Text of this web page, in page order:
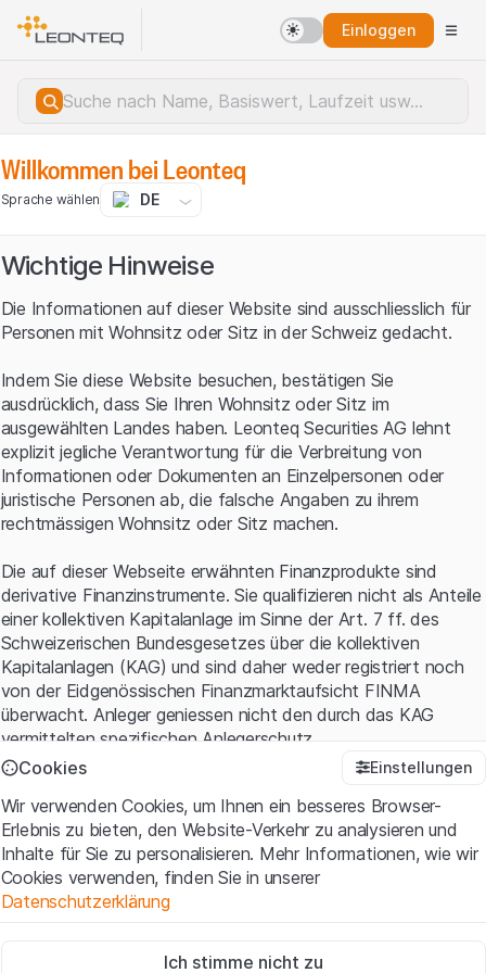
Einloggen
Serverfehler.
Willkommen bei Leonteq
Sprache wählen DE
Wichtige Hinweise
Die Informationen auf dieser Website sind ausschliesslich für
Personen mit Wohnsitz oder Sitz in der Schweiz gedacht.
Indem Sie diese Website besuchen, bestätigen Sie
ausdrücklich, dass Sie Ihren Wohnsitz oder Sitz im
ausgewählten Landes haben. Leonteq Securities AG lehnt
explizit jegliche Verantwortung für die Verbreitung von
Informationen oder Dokumenten an Einzelpersonen oder
juristische Personen ab, die falsche Angaben zu ihrem
rechtmässigen Wohnsitz oder Sitz machen.
Die auf dieser Webseite erwähnten Finanzprodukte sind
derivative Finanzinstrumente. Sie qualifizieren nicht als Anteile
einer kollektiven Kapitalanlage im Sinne der Art. 7 ff. des
Schweizerischen Bundesgesetzes über die kollektiven
Kapitalanlagen (KAG) und sind daher weder registriert noch
von der Eidgenössischen Finanzmarktaufsicht FINMA
überwacht. Anleger geniessen nicht den durch das KAG
vermittelten spezifischen Anlegerschutz.
Mit dem Zugriff auf diese Website der Leonteq Securities AG
(die "Website") erklären Sie, dass Sie die rechtlichen
Informationen und die wichtigen Hinweise und
Nutzungsbedingungenverstanden haben und akzeptieren.
Wenn Sie mit den Nutzungsbedingungen nicht einverstanden
Cookies Einstellungen
Wir verwenden Cookies, um Ihnen ein besseres Browser-
Erlebnis zu bieten, den Website-Verkehr zu analysieren und
Inhalte für Sie zu personalisieren. Mehr Informationen, wie wir
Cookies verwenden, finden Sie in unserer
Datenschutzerklärung
Diese Cookies sind für die Website erforderlich und können nicht
Ich stimme nicht zu